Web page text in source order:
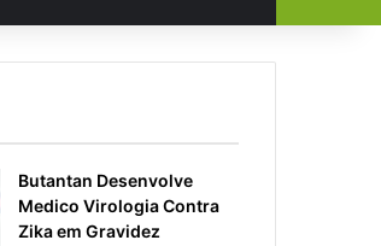
por
Butantan Desenvolve
Medico Virologia Contra
Zika em Gravidez